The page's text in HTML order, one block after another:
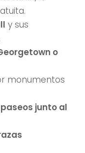
y sus
o
monumentos
junto al